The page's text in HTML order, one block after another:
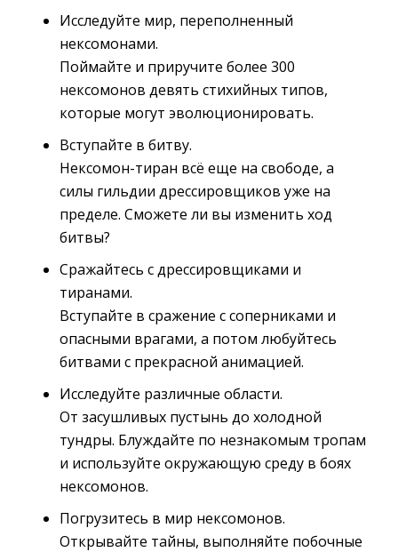
Исследуйте мир, переполненный
нексомонами.
Поймайте и приручите более 300
нексомонов девять стихийных типов,
которые могут эволюционировать.
Вступайте в битву.
Нексомон-тиран всё еще на свободе, а
силы гильдии дрессировщиков уже на
пределе. Сможете ли вы изменить ход
битвы?
Сражайтесь с дрессировщиками и
тиранами.
Вступайте в сражение с соперниками и
опасными врагами, а потом любуйтесь
битвами с прекрасной анимацией.
Исследуйте различные области.
От засушливых пустынь до холодной
тундры. Блуждайте по незнакомым тропам
и используйте окружающую среду в боях
нексомонов.
Погрузитесь в мир нексомонов.
Открывайте тайны, выполняйте побочные